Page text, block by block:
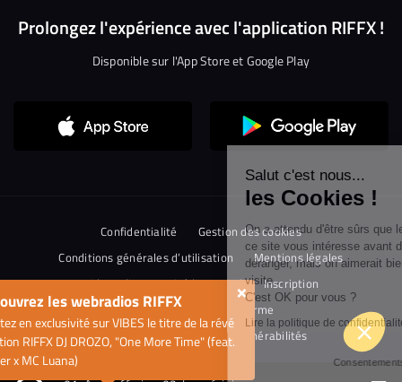
Continuer sans accepter
On a attendu d'être sûrs que le contenu de
déranger, mais on aimerait bien vous accompagner pendant votre
visite...
C'est OK pour vous ?
Lire la politique de confidentialité
Prolongez l'expérience avec l'application RIFFX !
Disponible sur l'App Store et Google Play
Confidentialité
Gestion des cookies
Conditions générales d’utilisation
Mentions légales
Aide en ligne
Crédit Mutuel
Inscription
Accessibilité : non conforme
Politique de divulgation de vulnérabilités
×
les webradios RIFFX
en exclusivité sur VIBES le titre de la révé
RIFFX DJ DROZO, "One More Time" (feat.
x MC Luana)